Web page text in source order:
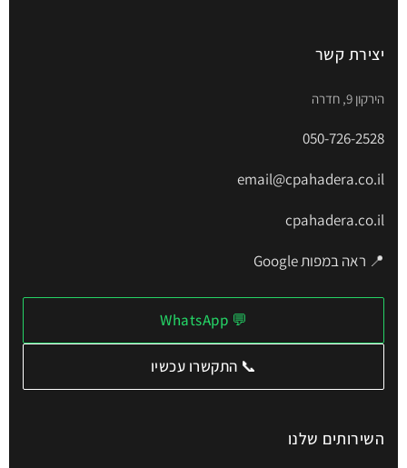
יצירת קשר
הירקון 9, חדרה
050-726-2528
email@cpahadera.co.il
cpahadera.co.il
📍 ראה במפות Google
💬 WhatsApp
📞 התקשרו עכשיו
השירותים שלנו